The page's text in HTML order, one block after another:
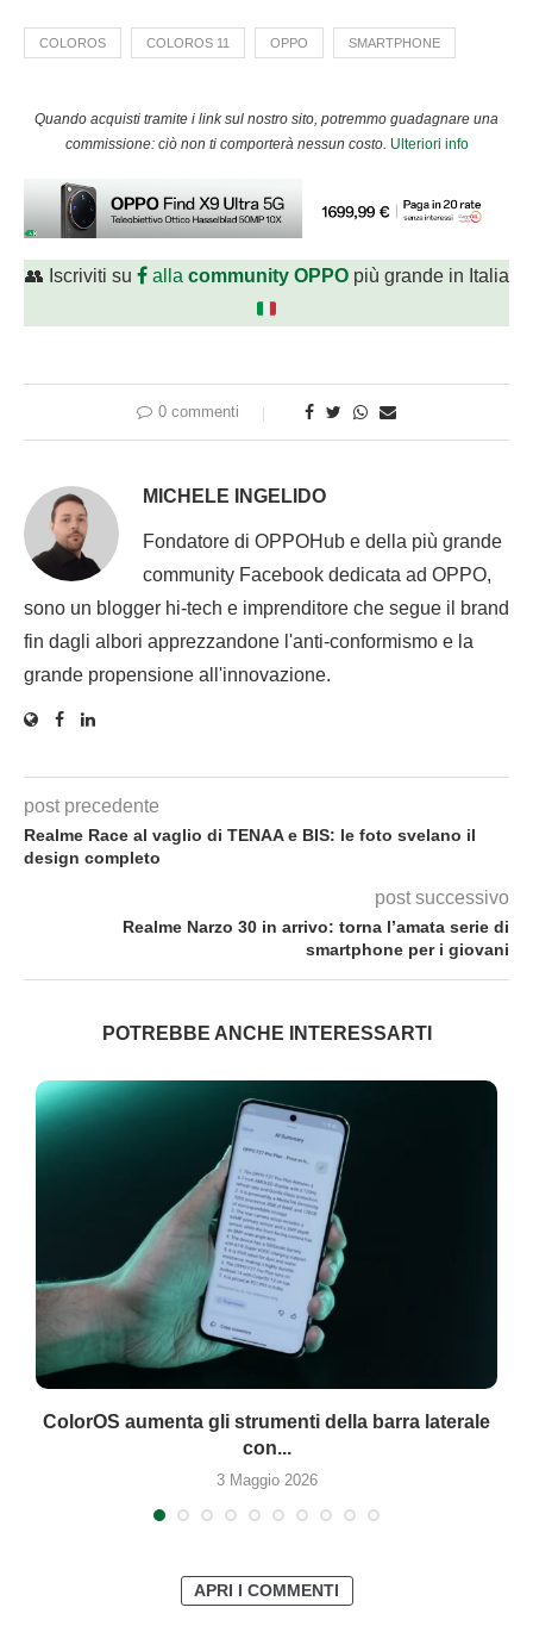
COLOROS COLOROS 11 OPPO SMARTPHONE
Quando acquisti tramite i link sul nostro sito, potremmo guadagnare una
commissione: ciò non ti comporterà nessun costo. Ulteriori info
👥 Iscriviti su alla community OPPOpiù grande in Italia
0 commenti
MICHELE INGELIDO
Fondatore di OPPOHub e della più grande
community Facebook dedicata ad OPPO,
sono un blogger hi-tech e imprenditore che segue il brand
fin dagli albori apprezzandone l'anti-conformismo e la
grande propensione all'innovazione.
post precedente
Realme Race al vaglio di TENAA e BIS: le foto svelano il
design completo
post successivo
Realme Narzo 30 in arrivo: torna l’amata serie di
smartphone per i giovani
POTREBBE ANCHE INTERESSARTI
ColorOS aumenta gli strumenti della barra laterale
con...
3 Maggio 2026
APRI I COMMENTI